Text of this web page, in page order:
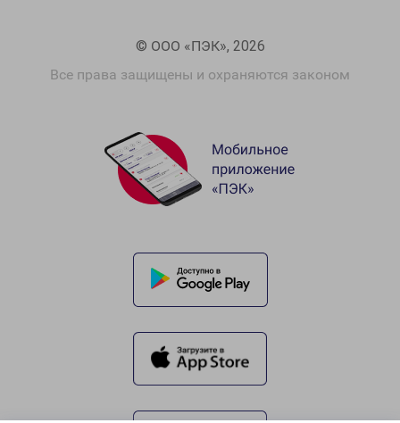
© ООО «ПЭК», 2026
Все права защищены и охраняются законом